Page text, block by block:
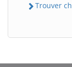
Trouver